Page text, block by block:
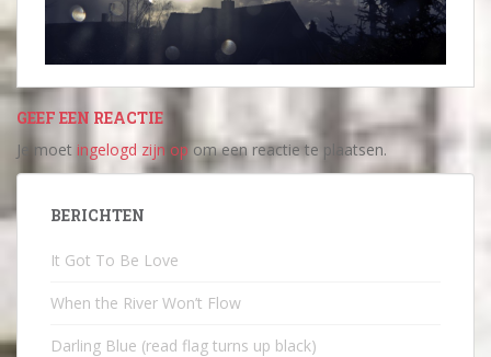
GEEF EEN REACTIE
Je moet ingelogd zijn op om een reactie te plaatsen.
BERICHTEN
It Got To Be Love
When the River Won’t Flow
Darling Blue (read flag turns up black)